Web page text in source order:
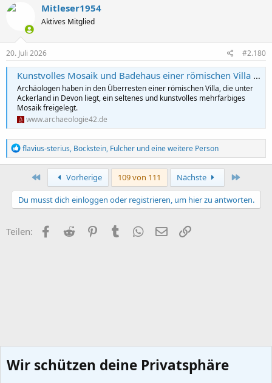
o
n
e
:
Mitleser1954
Aktives Mitglied
20. Juli 2026 #2.180
Kunstvolles Mosaik und Badehaus einer römischen Villa in Devon (Großbritannien) freigelegt
Archäologen haben in den Überresten einer römischen Villa, die unter
Ackerland in Devon liegt, ein seltenes und kunstvolles mehrfarbiges
Mosaik freigelegt.
www.archaeologie42.de
R
e
a
i
o
n
flavius-sterius, Bockstein, Fulcher und eine weitere Person
Erste Vorherige 109 von 111 Nächste
Du musst dich einloggen oder registrieren, um hier zu antworten.
Teilen: Facebook
Reddit PinterestTumblr WhatsApp
E-Mail
Wir schützen deine Privatsphäre